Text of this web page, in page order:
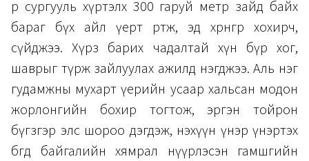
р сургууль хүртэлх 300 гаруй метр зайд байх
бараг бүх айл үерт өртөж, эд хөрөнгөөрөө хохирч,
сүйджээ. Хүрз барих чадалтай хүн бүр хог,
шаврыг түрж зайлуулах ажилд нэгджээ. Аль нэг
гудамжны мухарт үерийн усаар хальсан модон
жорлонгийн бохир тогтож, эргэн тойрон
бүгзгэр элс шороо дэгдэж, нэхүүн үнэр үнэртэх
бөгөөд байгалийн хямрал нүүрлэсэн гамшгийн